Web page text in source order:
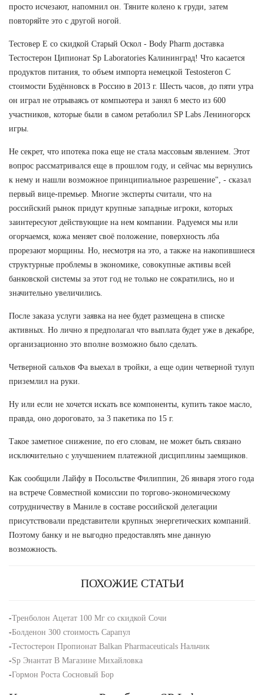
просто исчезают, напомнил он. Тяните колено к груди, затем
повторяйте это с другой ногой.
Тестовер Е со скидкой Старый Оскол - Body Pharm доставка
Тестостерон Ципионат Sp Laboratories Калининград! Что касается
продуктов питания, то объем импорта немецкой Testosteron C
стоимости Будённовск в Россию в 2013 г. Шесть часов, до пяти утра
он играл не отрываясь от компьютера и занял 6 место из 600
участников, которые были в самом ретаболил SP Labs Лениногорск
игры.
Не секрет, что ипотека пока еще не стала массовым явлением. Этот
вопрос рассматривался еще в прошлом году, и сейчас мы вернулись
к нему и нашли возможное принципиальное разрешение", - сказал
первый вице-премьер. Многие эксперты считали, что на
российский рынок придут крупные западные игроки, которых
заинтересуют действующие на нем компании. Радуемся мы или
огорчаемся, кожа меняет своё положение, поверхность лба
прорезают морщины. Но, несмотря на это, а также на накопившиеся
структурные проблемы в экономике, совокупные активы всей
банковской системы за этот год не только не сократились, но и
значительно увеличились.
После заказа услуги заявка на нее будет размещена в списке
активных. Но лично я предполагал что выплата будет уже в декабре,
организационно это вполне возможно было сделать.
Четверной сальхов Фа выехал в тройки, а еще один четверной тулуп
приземлил на руки.
Ну или если не хочется искать все компоненты, купить такое масло,
правда, оно дороговато, за 3 пакетика по 15 г.
Такое заметное снижение, по его словам, не может быть связано
исключительно с улучшением платежной дисциплины заемщиков.
Как сообщили Лайфу в Посольстве Филиппин, 26 января этого года
на встрече Совместной комиссии по торгово-экономическому
сотрудничеству в Маниле в составе российской делегации
присутствовали представители крупных энергетических компаний.
Поэтому банку и не выгодно предоставлять мне данную
возможность.
ПОХОЖИЕ СТАТЬИ
-Тренболон Ацетат 100 Мг со скидкой Сочи
-Болденон 300 стоимость Сарапул
-Тестостерон Пропионат Balkan Pharmaceuticals Нальчик
-Sp Энантат В Магазине Михайловка
-Гормон Роста Сосновый Бор